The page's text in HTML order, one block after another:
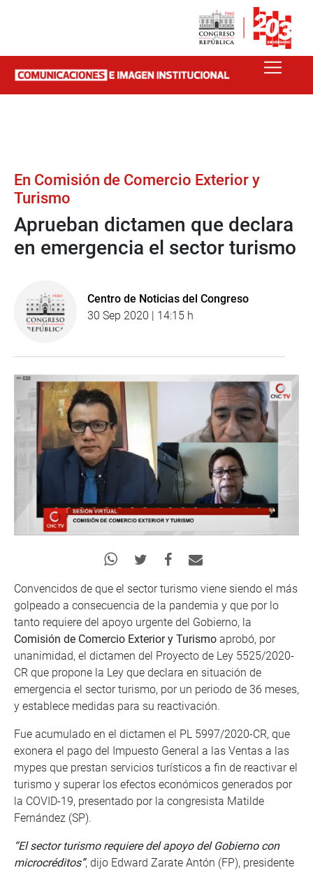
En Comisión de Comercio Exterior y
Turismo
Aprueban dictamen que declara
en emergencia el sector turismo
Centro de Noticias del Congreso
30 Sep 2020 | 14:15 h
Convencidos de que el sector turismo viene siendo el más
golpeado a consecuencia de la pandemia y que por lo
tanto requiere del apoyo urgente del Gobierno, la
Comisión de Comercio Exterior y Turismo aprobó, por
unanimidad, el dictamen del Proyecto de Ley 5525/2020-
CR que propone la Ley que declara en situación de
emergencia el sector turismo, por un periodo de 36 meses,
y establece medidas para su reactivación.
Fue acumulado en el dictamen el PL 5997/2020-CR, que
exonera el pago del Impuesto General a las Ventas a las
mypes que prestan servicios turísticos a fin de reactivar el
turismo y superar los efectos económicos generados por
la COVID-19, presentado por la congresista Matilde
Fernández (SP).
“El sector turismo requiere del apoyo del Gobierno con
microcréditos”, dijo Edward Zarate Antón (FP), presidente